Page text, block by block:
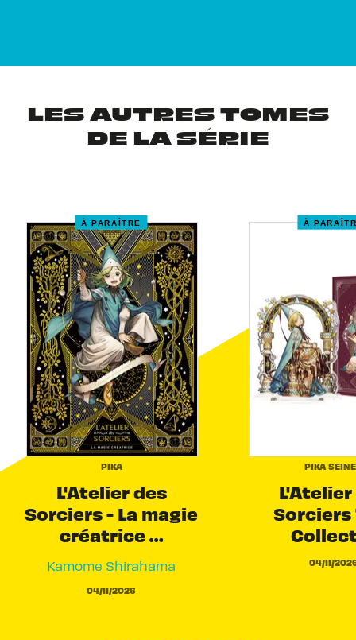
LES AUTRES TOMES
DE LA SÉRIE
À PARAÎTRE
PIKA
L'Atelier des
Sorciers - La magie
créatrice …
Kamome Shirahama
04/11/2026
À
PIKA
L'Atelier
Sorciers
04/11/